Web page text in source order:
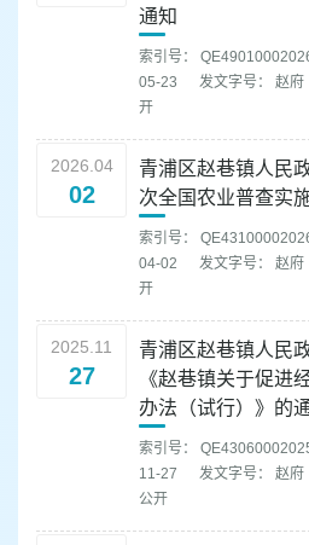
通知
索引号：
05-23
发文字号： 赵
开
2026.04
02
青浦区赵巷镇人民
次全国农业普查实
索引号：
04-02
发文字号： 赵
开
2025.11
27
青浦区赵巷镇人民
《赵巷镇关于促进
办法（试行）》的
索引号：
11-27
发文字号： 赵
公开